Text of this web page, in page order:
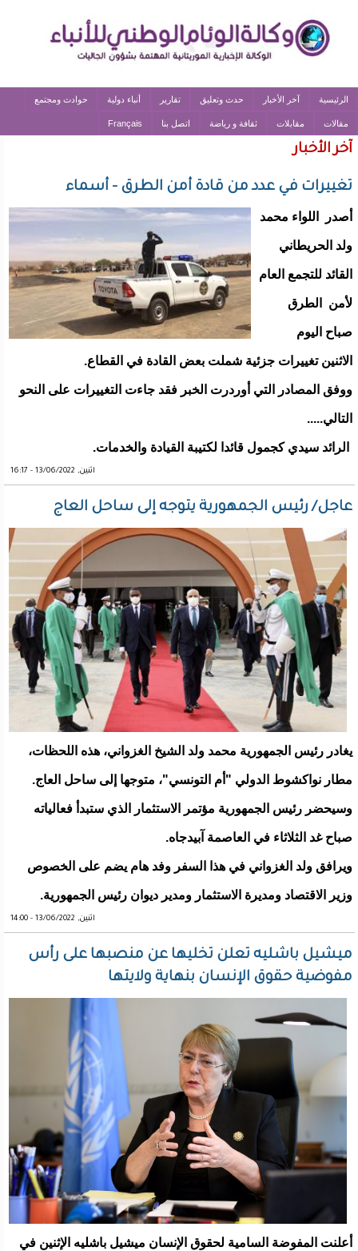
الرئيسية آخر الأخبار حدث وتعليق تقارير أنباء دولية حوادث ومجتمع
مقالات مقابلات ثقافة و رياضة اتصل بنا Français
آخر الأخبار
تغييرات في عدد من قادة أمن الطرق - أسماء
أصدر اللواء محمد
ولد الحريطاني
القائد للتجمع العام
لأمن الطرق
صباح اليوم
الاثنين تغييرات جزئية شملت بعض القادة في القطاع.
ووفق المصادر التي أوردرت الخبر فقد جاءت التغييرات على النحو
التالي.....
الرائد سيدي كجمول قائدا لكتيبة القيادة والخدمات.
اثنين, 13/06/2022 - 16:17
عاجل/ رئيس الجمهورية يتوجه إلى ساحل العاج
يغادر رئيس الجمهورية محمد ولد الشيخ الغزواني، هذه اللحظات،
مطار نواكشوط الدولي "أم التونسي"، متوجها إلى ساحل العاج.
وسيحضر رئيس الجمهورية مؤتمر الاستثمار الذي ستبدأ فعالياته
صباح غد الثلاثاء في العاصمة آبيدجاه.
ويرافق ولد الغزواني في هذا السفر وفد هام يضم على الخصوص
وزير الاقتصاد ومديرة الاستثمار ومدير ديوان رئيس الجمهورية.
اثنين, 13/06/2022 - 14:00
ميشيل باشليه تعلن تخليها عن منصبها على رأس
مفوضية حقوق الإنسان بنهاية ولايتها
أعلنت المفوضة السامية لحقوق الإنسان ميشيل باشليه الإثنين في